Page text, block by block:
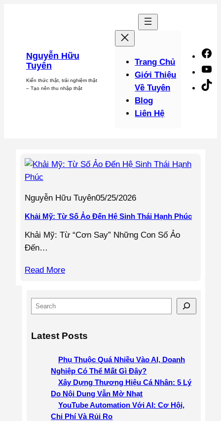
Nguyễn Hữu
Tuyên
Kiến thức thật, trải nghiệm thật
– Tạo nên thu nhập thật
Trang Chủ
Giới Thiệu
Về Tuyên
Blog
Liên Hệ
Nguyễn Hữu Tuyên05/25/2026
Khải Mỹ: Từ Số Ảo Đến Hệ Sinh Thái Hạnh Phúc
Khải Mỹ: Từ “Cơn Say” Những Con Số Ảo
Đến…
Read More
S
e
r
Latest Posts
Phụ Thuộc Quá Nhiều Vào AI, Doanh
Nghiệp Có Thể Mất Gì Đây?
Xây Dựng Thương Hiệu Cá Nhân: 5 Lý
Do Nội Dung Vẫn Mờ Nhạt
YouTube Automation Với AI: Cơ Hội,
Chi Phí Và Rủi Ro